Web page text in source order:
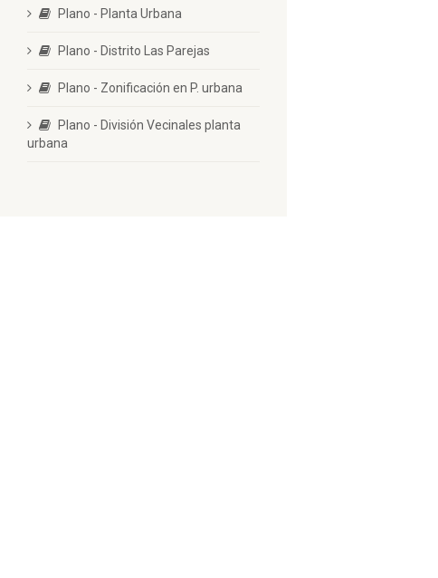
Plano - Planta Urbana
Plano - Distrito Las Parejas
Plano - Zonificación en P. urbana
Plano - División Vecinales planta
urbana